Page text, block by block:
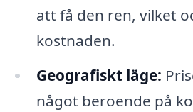
att få den ren, vilket
kostnaden.
Geografiskt läge:
något beroende på